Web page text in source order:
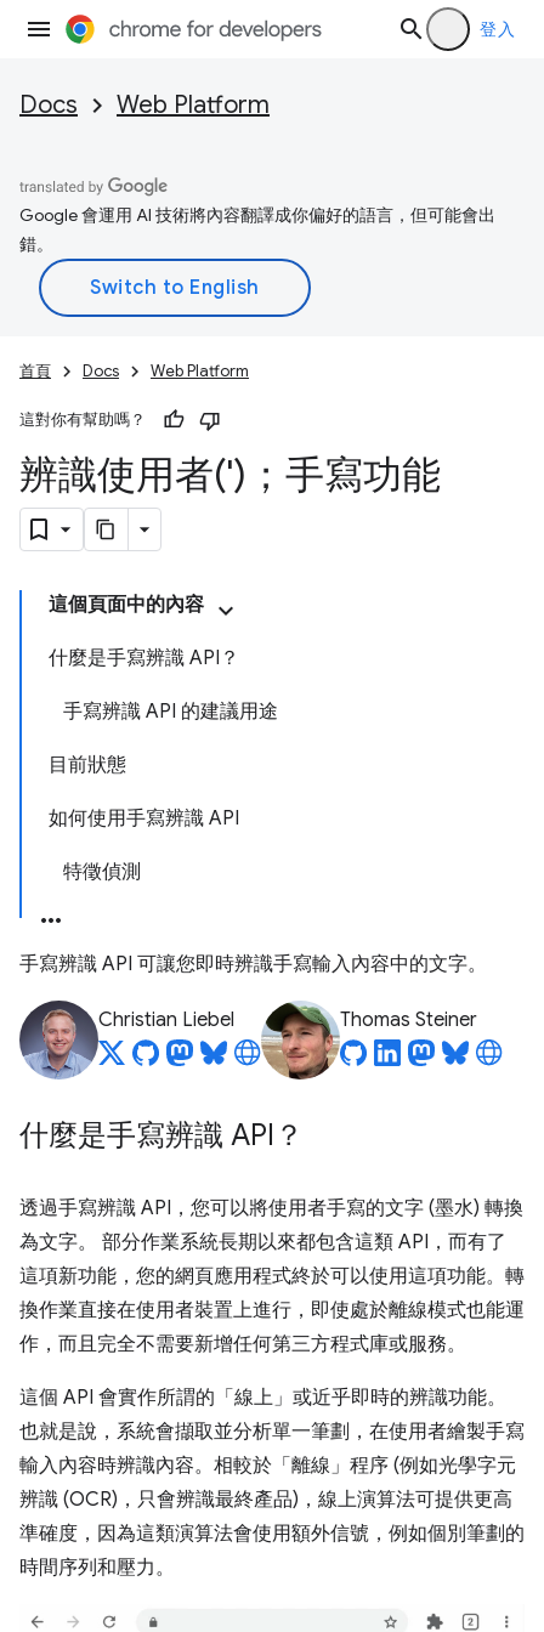
登入
Docs Web Platform
Google 會運用 AI 技術將內容翻譯成你偏好的語言，但可能會出
錯。
首頁 Docs Web Platform
這對你有幫助嗎？
辨識使用者(')；手寫功能
這個頁面中的內容
什麼是手寫辨識 API？
手寫辨識 API 的建議用途
目前狀態
如何使用手寫辨識 API
特徵偵測
手寫辨識 API 可讓您即時辨識手寫輸入內容中的文字。
Christian Liebel Thomas Steiner
什麼是手寫辨識 API？
透過手寫辨識 API，您可以將使用者手寫的文字 (墨水) 轉換
為文字。 部分作業系統長期以來都包含這類 API，而有了
這項新功能，您的網頁應用程式終於可以使用這項功能。轉
換作業直接在使用者裝置上進行，即使處於離線模式也能運
作，而且完全不需要新增任何第三方程式庫或服務。
這個 API 會實作所謂的「線上」或近乎即時的辨識功能。
也就是說，系統會擷取並分析單一筆劃，在使用者繪製手寫
輸入內容時辨識內容。相較於「離線」程序 (例如光學字元
辨識 (OCR)，只會辨識最終產品)，線上演算法可提供更高
準確度，因為這類演算法會使用額外信號，例如個別筆劃的
時間序列和壓力。